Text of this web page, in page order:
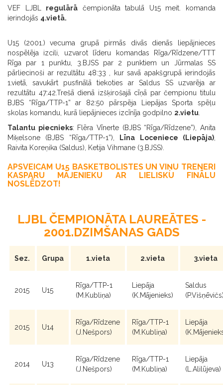
VEF LJBL regulārā čempionāta tabulā U15 meit. komanda
ierindojās 4.vietā.
U15 (2001.) vecuma grupā pirmās divās dienās liepājnieces
nospēlēja izcili, uzvarot līderu komandas Rīga/Rīdzene/TTT
Rīga par 1 punktu, 3.BJSS par 2 punktiem un Jūrmalas SS
pārliecinoši ar rezultātu 48:33 , kur savā apakšgrupā ierindojās
1.vietā, savukārt pusfinālā tiekoties ar Saldus SS uzvarēja ar
rezultātu 47:42.Trešā dienā izšķirošajā cīņā par čempionu titulu
BJBS “Rīga/TTP-1” ar 82:50 pārspēja Liepājas Sporta spēļu
skolas komandu, kurā liepājnieces izcīnīja godpilno 2.vietu
Talantu piecnieks: Flēra Vīnerte (BJBS “Rīga/Rīdzene”), Anita
Miķelsone (BJBS “Rīga/TTP-1”), Līna Loceniece (Liepāja)
Raivita Koreņika (Saldus), Ketija Vihmane (3.BJSS).
APSVEICAM U15 BASKETBOLISTES UN VIŅU TRENERI
KASPARU MĀJENIEKU AR LIELISKU FINĀLU
NOSLĒDZOT!
LJBL ČEMPIONĀTA LAUREĀTES -
2001.DZIMŠANAS GADS
Sez. Grupa 1.vieta 2.vieta 3.vieta
2015 U15
Rīga/TTP-1
(M.Kubliņa)
Liepāja
(K.Mājenieks)
Saldus
2015 U14
Rīga/Rīdzene
(J.Nešpors)
Rīga/TTP-1
(M.Kubliņa)
Liepāja
2014 U13
Rīga/Rīdzene
(J.Nešpors)
Rīga/TTP-1
(M.Kubliņa)
Liepāja
(L.Alilūjeva)